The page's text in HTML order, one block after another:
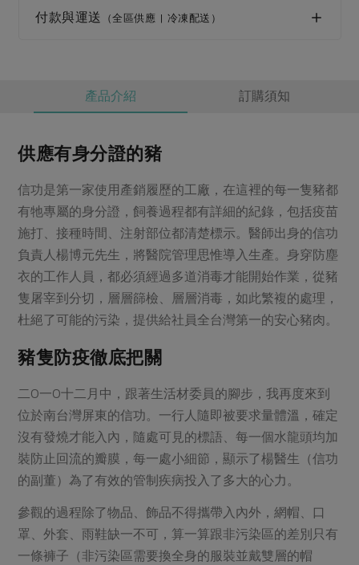
付款與運送 （全區供應 | 冷凍配送）
產品介紹 訂購須知
供應有身分證的豬
信功是第一家使用產銷履歷的工廠，在這裡的每一隻豬都
有牠專屬的身分證，飼養過程都有詳細的紀錄，包括疫苗
施打、接種時間、注射部位都清楚標示。醫師出身的信功
負責人楊博元先生，將醫院管理思惟導入生產。身穿防塵
衣的工作人員，都必須經過多道消毒才能開始作業，從豬
隻屠宰到分切，層層篩檢、層層消毒，如此繁複的處理，
杜絕了可能的污染，提供給社員全台灣第一的安心豬肉。
豬隻防疫徹底把關
二O一O十二月中，跟著生活材委員的腳步，我再度來到
位於南台灣屏東的信功。一行人隨即被要求量體溫，確定
沒有發燒才能入內，隨處可見的標語、每一個水龍頭均加
裝防止回流的瓣膜，每一處小細節，顯示了楊醫生（信功
的副董）為了有效的管制疾病投入了多大的心力。
參觀的過程除了物品、飾品不得攜帶入內外，網帽、口
罩、外套、雨鞋缺一不可，算一算跟非污染區的差別只有
一條褲子（非污染區需要換全身的服裝並戴雙層的帽